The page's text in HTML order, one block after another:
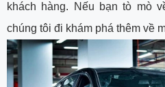
khách hàng. Nếu bạn tò mò
chúng tôi đi khám phá thêm về